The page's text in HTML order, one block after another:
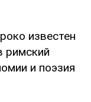
известен
римский
и поэзия